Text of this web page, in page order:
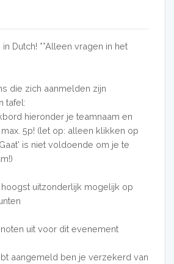
Dutch! **Alleen vragen in het
die zich aanmelden zijn
tafel:
hieronder je teamnaam en
5p! (let op: alleen klikken op
is niet voldoende om je te
uitzonderlijk mogelijk op
uit voor dit evenement
aangemeld ben je verzekerd van